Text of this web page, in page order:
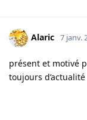
Alaric 7 janv.
présent et motivé
toujours d’actualité